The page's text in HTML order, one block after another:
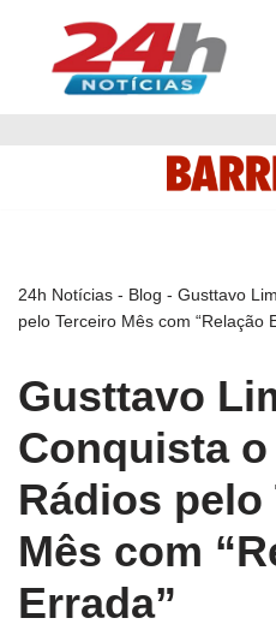
Pular
24h Notícias - Blog - Gusttavo
pelo Terceiro Mês com “Relação
Gusttavo
Conquista
Rádios pelo
Mês com
Errada”